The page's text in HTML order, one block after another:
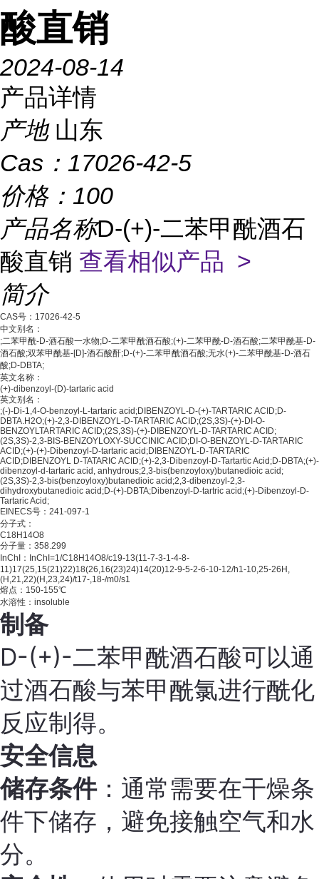
酸直销
2024-08-14
产品详情
产地 山东
Cas： 17026-42-5
价格： 100
产品名称D-(+)-二苯甲酰酒石
酸直销 查看相似产品 >
简介
CAS号：17026-42-5
中文别名：
;二苯甲酰-D-酒石酸一水物;D-二苯甲酰酒石酸;(+)-二苯甲酰-D-酒石酸;二苯甲酰基-D-
酒石酸;双苯甲酰基-[D]-酒石酸酐;D-(+)-二苯甲酰酒石酸;无水(+)-二苯甲酰基-D-酒石
酸;D-DBTA;
英文名称：
(+)-dibenzoyl-(D)-tartaric acid
英文别名：
;(-)-Di-1,4-O-benzoyl-L-tartaric acid;DIBENZOYL-D-(+)-TARTARIC ACID;D-
DBTA.H2O;(+)-2,3-DIBENZOYL-D-TARTARIC ACID;(2S,3S)-(+)-DI-O-
BENZOYLTARTARIC ACID;(2S,3S)-(+)-DIBENZOYL-D-TARTARIC ACID;
(2S,3S)-2,3-BIS-BENZOYLOXY-SUCCINIC ACID;DI-O-BENZOYL-D-TARTARIC
ACID;(+)-(+)-Dibenzoyl-D-tartaric acid;DIBENZOYL-D-TARTARIC
ACID;DIBENZOYL D-TATARIC ACID;(+)-2,3-Dibenzoyl-D-Tartartic Acid;D-DBTA;(+)-
dibenzoyl-d-tartaric acid, anhydrous;2,3-bis(benzoyloxy)butanedioic acid;
(2S,3S)-2,3-bis(benzoyloxy)butanedioic acid;2,3-dibenzoyl-2,3-
dihydroxybutanedioic acid;D-(+)-DBTA;Dibenzoyl-D-tartric acid;(+)-Dibenzoyl-D-
Tartaric Acid;
EINECS号：241-097-1
分子式：
C18H 14O8
分子量：358.299
InChI：InChI=1/C18H14O8/c19-13(11-7-3-1-4-8-
11)17(25,15(21)22)18(26,16(23)24)14(20)12-9-5-2-6-10-12/h1-10,25-26H,
(H,21,22)(H,23,24)/t17-,18-/m0/s1
熔点：150-155℃
水溶性：insoluble
制备
D-(+)-二苯甲酰酒石酸可以通
过酒石酸与苯甲酰氯进行酰化
反应制得。
安全信息
储存条件：通常需要在干燥条
件下储存，避免接触空气和水
分。